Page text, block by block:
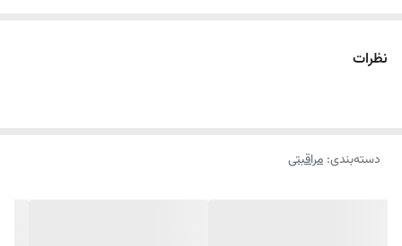
از فروشگاه اینترنتی خانومی خریداری کرده و براحتی درب منزل خود دریافت
نظرات
دسته‌بندی: مراقبتی